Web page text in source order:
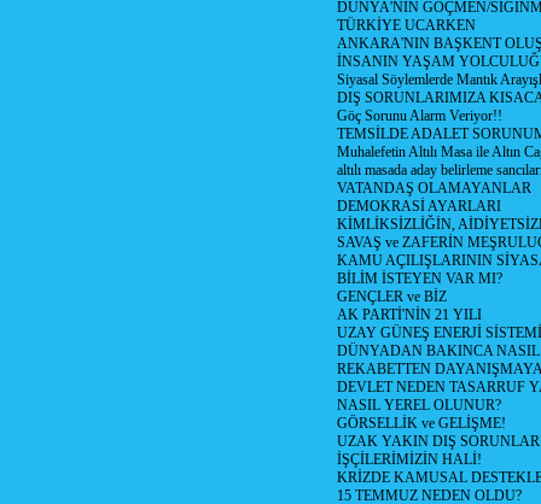
DÜNYA'NIN GÖÇMEN/
TÜRKİYE UCARKEN
ANKARA'NIN BAŞKENT
İNSANIN YAŞAM
Siyasal Söylemlerde Mantık
DIŞ SORUNLARIMIZA
Göç Sorunu Alarm Veriyor!!
TEMSİLDE ADALET
Muhalefetin Altılı Masa ile Altın
altılı masada aday belirleme
VATANDAŞ OLAMAYANLAR
DEMOKRASİ AYARLARI
KİMLİKSİZLİĞİN,
SAVAŞ ve ZAFERİN
KAMU AÇILIŞLARININ
BİLİM İSTEYEN VAR MI?
GENÇLER ve BİZ
AK PARTİ'NİN 21 YILI
UZAY GÜNEŞ ENERJİ SİSTEMİ
DÜNYADAN BAKINCA
REKABETTEN
DEVLET NEDEN TASARRUF
NASIL YEREL OLUNUR?
GÖRSELLİK ve GELİŞME!
UZAK YAKIN DIŞ
İŞÇİLERİMİZİN HALİ!
KRİZDE KAMUSAL
15 TEMMUZ NEDEN OLDU?